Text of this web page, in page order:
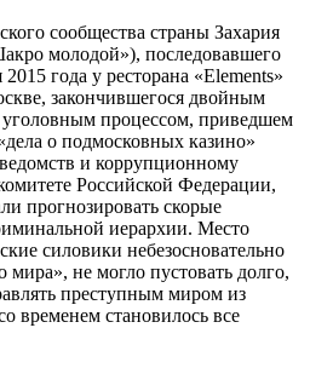
сообщества страны Захария
молодой»), последовавшего
года у ресторана «Elements»
закончившегося двойным
процессом, приведшем
о подмосковных казино»
и коррупционному
Российской Федерации,
прогнозировать скорые
иерархии. Место
силовики небезосновательно
мира», не могло пустовать долго,
преступным миром из
становилось все